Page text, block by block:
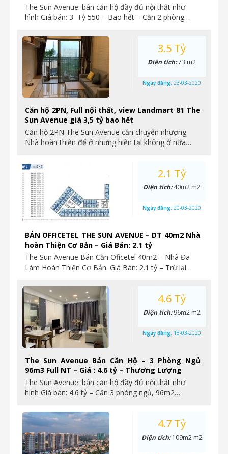
The Sun Avenue: bán căn hộ đầy đủ nội thất như
hình Giá bán: 3 Tỷ 550 – Bao hết – Căn 2 phòng…
Căn hộ 2PN, Full nội thất, view Landmart 81 The
Sun Avenue giá 3,5 tỷ bao hết
Căn hộ 2PN The Sun Avenue cần chuyển nhượng
Nhà hoàn thiện để ở nhưng hiện tại không ở nữa…
3.5 Tỷ
Diện tích:73 m2
Ngày đăng: 23-03-2020
BÁN OFFICETEL THE SUN AVENUE – DT 40m2 Nhà
hoàn Thiện Cơ Bản – Giá Bán: 2.1 tỷ
The Sun Avenue Bán Căn Oficetel 40m2 – Nhà Đã
Làm Hoàn Thiện Cơ Bản. Giá Bán: 2.1 tỷ – Trừ lại…
2.1 Tỷ
Diện tích:40m2 m2
Ngày đăng: 20-03-2020
The Sun Avenue Bán Căn Hộ – 3 Phòng Ngủ
96m3 Full NT – Giá : 4.6 tỷ – Thương Lượng
The Sun Avenue: bán căn hộ đầy đủ nội thất như
hình Giá bán: 4.6 tỷ – Căn 3 phòng ngủ, 96m2…
4.6 Tỷ
Diện tích:96m2 m2
Ngày đăng: 18-03-2020
4.7 Tỷ
Diện tích:109m2 m2